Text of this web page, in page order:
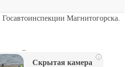
Магнитогорска.
i
Скрытая камера